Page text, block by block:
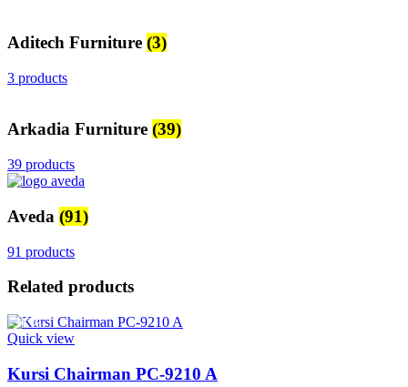
Aditech Furniture (3)
3 products
Arkadia Furniture (39)
39 products
Aveda (91)
91 products
Related products
-31%
Quick view
Kursi Chairman PC-9210 A